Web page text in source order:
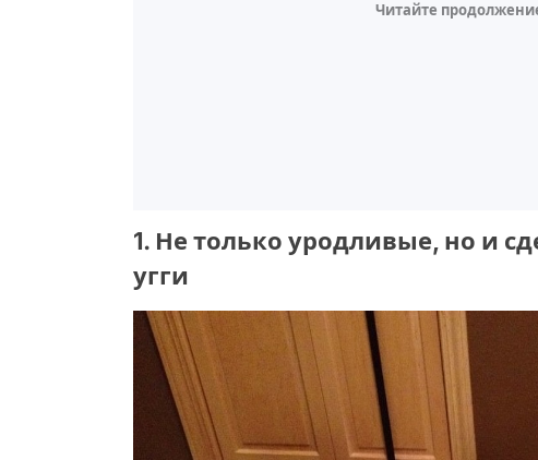
Читайте
1. Не только уродливые, но и
угги